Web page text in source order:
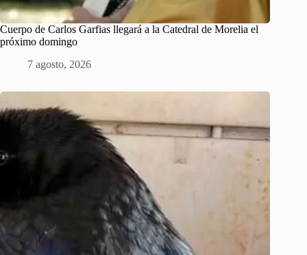
Cuerpo de Carlos Garfias llegará a la Catedral de Morelia el
próximo domingo
7 agosto, 2026